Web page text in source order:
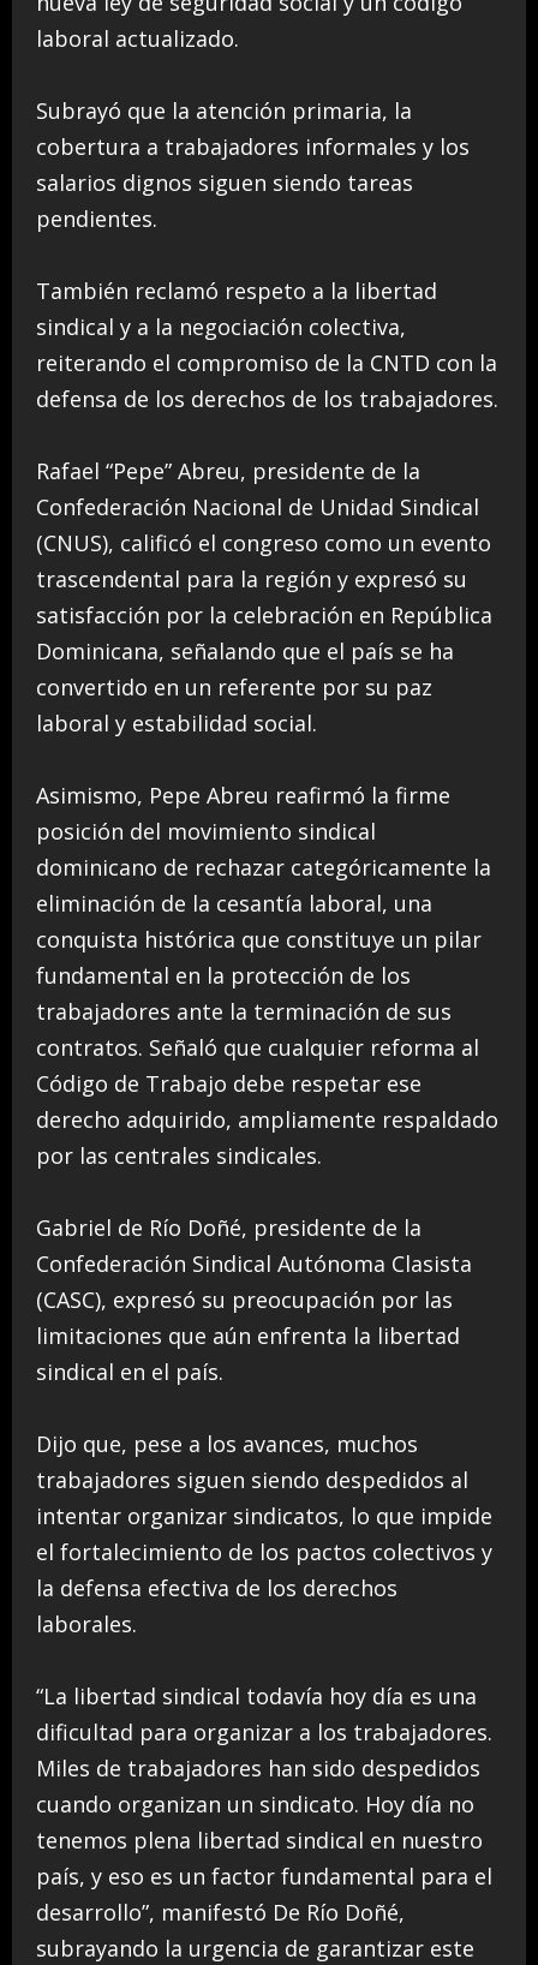
laboral actualizado.
Subrayó que la atención primaria, la
cobertura a trabajadores informales y los
salarios dignos siguen siendo tareas
pendientes.
También reclamó respeto a la libertad
sindical y a la negociación colectiva,
reiterando el compromiso de la CNTD con la
defensa de los derechos de los trabajadores.
Rafael “Pepe” Abreu, presidente de la
Confederación Nacional de Unidad Sindical
(CNUS), calificó el congreso como un evento
trascendental para la región y expresó su
satisfacción por la celebración en República
Dominicana, señalando que el país se ha
convertido en un referente por su paz
laboral y estabilidad social.
Asimismo, Pepe Abreu reafirmó la firme
posición del movimiento sindical
dominicano de rechazar categóricamente la
eliminación de la cesantía laboral, una
conquista histórica que constituye un pilar
fundamental en la protección de los
trabajadores ante la terminación de sus
contratos. Señaló que cualquier reforma al
Código de Trabajo debe respetar ese
derecho adquirido, ampliamente respaldado
por las centrales sindicales.
Gabriel de Río Doñé, presidente de la
Confederación Sindical Autónoma Clasista
(CASC), expresó su preocupación por las
limitaciones que aún enfrenta la libertad
sindical en el país.
Dijo que, pese a los avances, muchos
trabajadores siguen siendo despedidos al
intentar organizar sindicatos, lo que impide
el fortalecimiento de los pactos colectivos y
la defensa efectiva de los derechos
laborales.
“La libertad sindical todavía hoy día es una
dificultad para organizar a los trabajadores.
Miles de trabajadores han sido despedidos
cuando organizan un sindicato. Hoy día no
tenemos plena libertad sindical en nuestro
país, y eso es un factor fundamental para el
desarrollo”, manifestó De Río Doñé,
subrayando la urgencia de garantizar este